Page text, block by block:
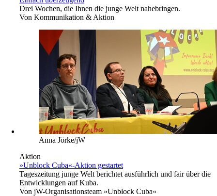
Drei Wochen, die Ihnen die junge Welt nahebringen.
Von Kommunikation & Aktion
Anna Jörke/jW
Aktion
»Unblock Cuba«-Aktion gestartet
Tageszeitung junge Welt berichtet ausführlich und fair über die
Entwicklungen auf Kuba.
Von jW-Organisationsteam »Unblock Cuba«